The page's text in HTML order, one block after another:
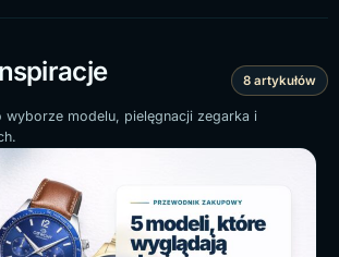
8 artykułów
modelu, pielęgnacji zegarka i